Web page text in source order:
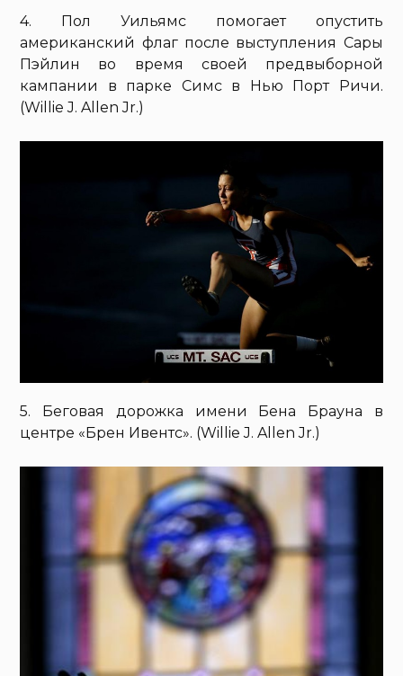
4. Пол Уильямс помогает опустить
американский флаг после выступления Сары
Пэйлин во время своей предвыборной
кампании в парке Симс в Нью Порт Ричи.
(Willie J. Allen Jr.)
5. Беговая дорожка имени Бена Брауна в
центре «Брен Ивентс». (Willie J. Allen Jr.)